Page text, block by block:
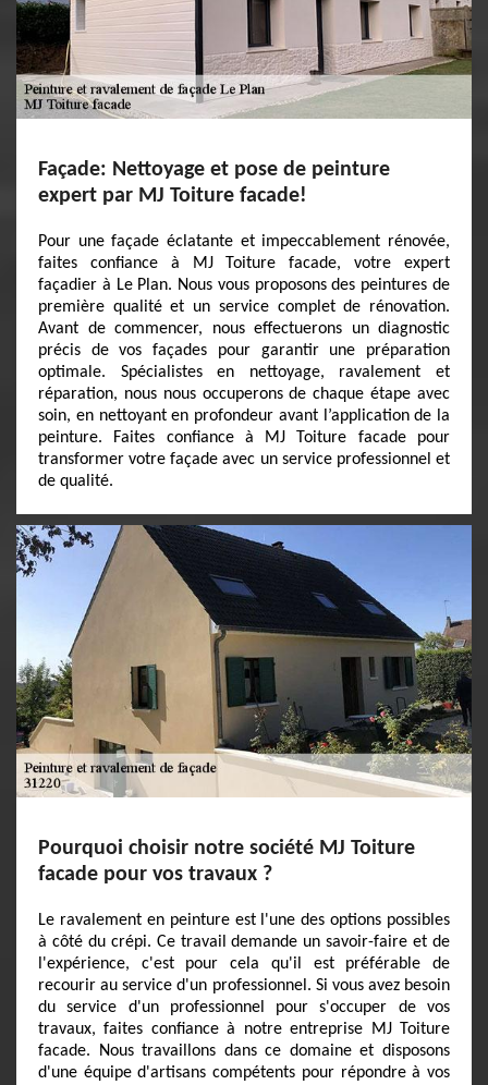
Façade: Nettoyage et pose de peinture
expert par MJ Toiture facade!
Pour une façade éclatante et impeccablement rénovée,
faites confiance à MJ Toiture facade, votre expert
façadier à Le Plan. Nous vous proposons des peintures de
première qualité et un service complet de rénovation.
Avant de commencer, nous effectuerons un diagnostic
précis de vos façades pour garantir une préparation
optimale. Spécialistes en nettoyage, ravalement et
réparation, nous nous occuperons de chaque étape avec
soin, en nettoyant en profondeur avant l’application de la
peinture. Faites confiance à MJ Toiture facade pour
transformer votre façade avec un service professionnel et
de qualité.
Pourquoi choisir notre société MJ Toiture
facade pour vos travaux ?
Le ravalement en peinture est l'une des options possibles
à côté du crépi. Ce travail demande un savoir-faire et de
l'expérience, c'est pour cela qu'il est préférable de
recourir au service d'un professionnel. Si vous avez besoin
du service d'un professionnel pour s'occuper de vos
travaux, faites confiance à notre entreprise MJ Toiture
facade. Nous travaillons dans ce domaine et disposons
d'une équipe d'artisans compétents pour répondre à vos